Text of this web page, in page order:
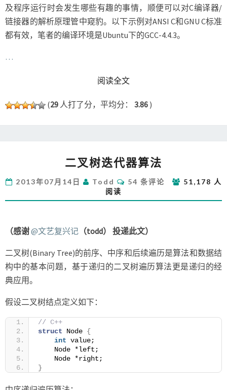
及程序运行时会发生哪些有趣的事情，顺便可以对C编译器/
链接器的解析原理管中窥豹。以下示例对ANSI C和GNU C标准
都有效，笔者的编译环境是Ubuntu下的GCC-4.4.3。
…
阅读全文READ MORE
(29 人打了分，平均分： 3.86 )
叉
迭
代
法
二叉树迭代器算法
2013年07月14日 Todd
评
论
54 条评论
51,178 人
阅读
（感谢@文艺复兴记 （todd） 投递此文）
二叉树(Binary Tree)的前序、中序和后续遍历是算法和数据结
构中的基本问题，基于递归的二叉树遍历算法更是递归的经
典应用。
假设二叉树结点定义如下：
// C++
struct Node {
int value;
    Node *left;
    Node *right;
}